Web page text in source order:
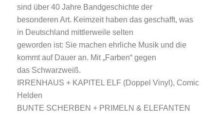
sind über 40 Jahre Bandgeschichte der
besonderen Art. Keimzeit haben das geschafft, was
in Deutschland mittlerweile selten
geworden ist: Sie machen ehrliche Musik und die
kommt auf Dauer an. Mit „Farben“ gegen
das Schwarzweiß.
IRRENHAUS + KAPITEL ELF (Doppel Vinyl), Comic
Helden
BUNTE SCHERBEN + PRIMELN & ELEFANTEN